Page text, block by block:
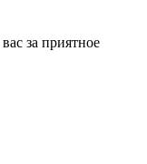
за приятное